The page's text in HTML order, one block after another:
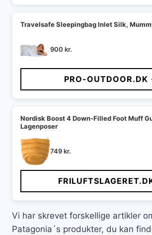
Travelsafe Sleepingbag Inlet Silk,
900 kr.
PRO-OUTDOOR.DK
Nordisk Boost 4 Down-Filled Foot Muff
Lagenposer
749kr.
Vi har skrevet forskellige artikler
Patagonia´s produkter, du kan